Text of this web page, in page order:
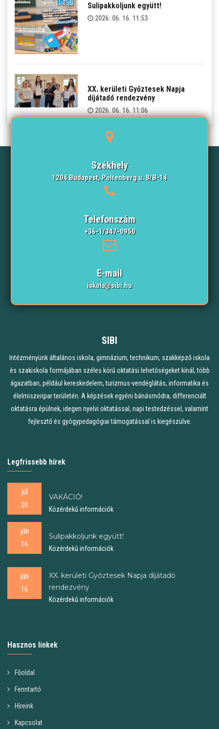
Sulipakkoljunk együtt!
2026. 06. 16. 11:53
XX. kerületi Győztesek Napja
díjátadó rendezvény
2026. 06. 16. 11:06
Székhely
1204 Budapest, Pöltenberg u. 8/B-14
Telefonszám
+36-1/347-0950
E-mail
iskola@sibi.hu
SIBI
Intézményünk általános iskola, gimnázium, technikum, szakképző iskola
és szakiskola formájában széles körű oktatási lehetőségeket kínál, több
ágazatban, például kereskedelem, turizmus-vendéglátás, informatika és
élelmiszeripar területén. A képzések egyéni bánásmódra, differenciált
oktatásra épülnek, idegen nyelvi oktatással, napi testedzéssel, valamint
fejlesztő és gyógypedagógiai támogatással is kiegészülve.
Legfrissebb hírek
júl
20
VAKÁCIÓ!
Közérdekű információk
jún
16
Sulipakkoljunk együtt!
Közérdekű információk
jún
16
XX. kerületi Győztesek Napja díjátadó
rendezvény
Közérdekű információk
Hasznos linkek
Főoldal
Fenntartó
Híreink
Kapcsolat